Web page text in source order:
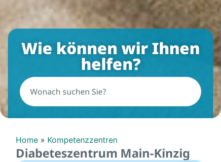
Wie können wir Ihnen
helfen?
Home » Kompetenzzentren
Diabeteszentrum Main-Kinzig